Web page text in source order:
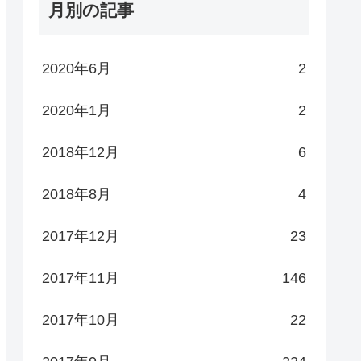
月別の記事
2020年6月 2
2020年1月 2
2018年12月 6
2018年8月 4
2017年12月 23
2017年11月 146
2017年10月 22